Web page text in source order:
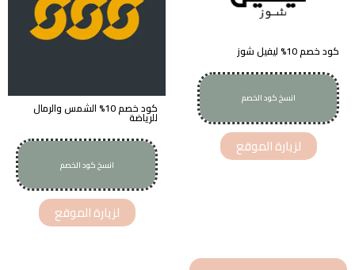
كود خصم 10% ليفيل شوز
انسخ كود الخصم
LS4
لزيارة الموقع
كود خصم 10% الشمس والرمال
للرياضة
انسخ كود الخصم
TWL51
لزيارة الموقع